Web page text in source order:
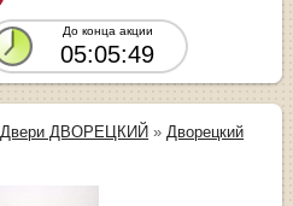
До конца акции
05:05:48
Двери ДВОРЕЦКИЙ » Дворецкий